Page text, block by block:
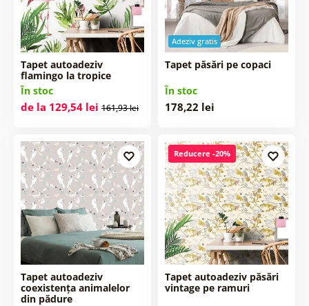
Tapet autoadeziv
flamingo la tropice
În stoc
de la 129,54 lei 161,93 lei
Adeziv gratis
Tapet păsări pe copaci
În stoc
178,22 lei
Tapet autoadeziv
coexistența animalelor
din pădure
Reducere -20%
Tapet autoadeziv păsări
vintage pe ramuri